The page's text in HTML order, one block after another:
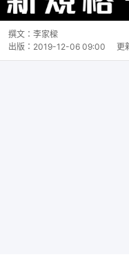
撰文： 李家樑
出版： 2019-12-06 09:00 更